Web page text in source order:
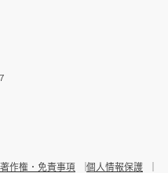
作権・免責事項
個人情報保護